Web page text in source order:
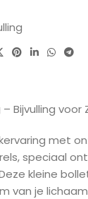
Bijvulling voor
met
speciaal
kleine
van je